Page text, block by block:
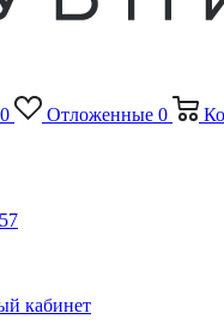
0 Отложенные 0
кабинет